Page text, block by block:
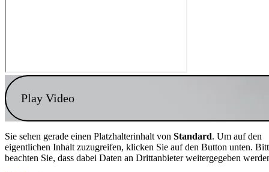
Play Video
Sie sehen gerade einen Platzhalterinhalt von Standard. Um auf den
eigentlichen Inhalt zuzugreifen, klicken Sie auf den Button unten.
beachten Sie, dass dabei Daten an Drittanbieter weitergegeben